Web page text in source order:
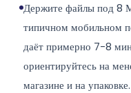
Держите файлы под 8
типичном мобильном
даёт примерно 7-8
ориентируйтесь на
магазине и на упаковке.